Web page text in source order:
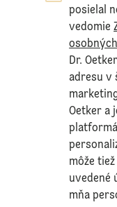
posielal
vedomie
Dr.
adresu v
Oetker a
môže
uvedené
mňa